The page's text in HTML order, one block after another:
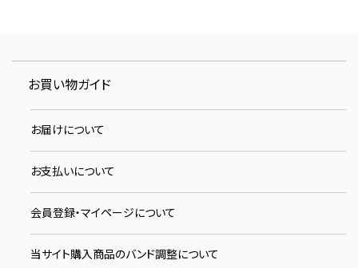
お買い物ガイド
お届けについて
お支払いについて
会員登録・マイページについて
当サイト購入商品のバンド調整について